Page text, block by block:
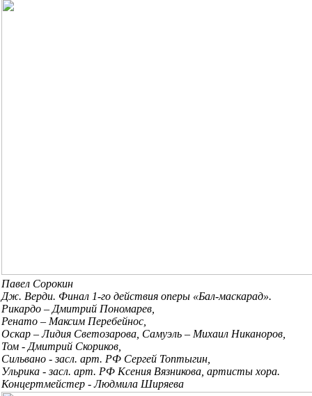
Павел Сорокин
Дж. Верди. Финал 1-го действия оперы «Бал-маскарад».
Рикардо – Дмитрий Пономарев,
Ренато – Максим Перебейнос,
Оскар – Лидия Светозарова, Самуэль – Михаил Никаноров,
Том - Дмитрий Скориков,
Сильвано - засл. арт. РФ Сергей Топтыгин,
Ульрика - засл. арт. РФ Ксения Вязникова, артисты хора.
Концертмейстер - Людмила Ширяева